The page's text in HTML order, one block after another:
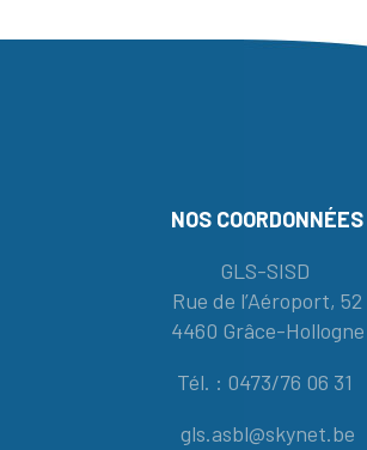
NOS COORDONNÉES
GLS-SISD
Rue de l’Aéroport, 52
4460 Grâce-Hollogne
Tél. : 0473/76 06 31
gls.asbl@skynet.be